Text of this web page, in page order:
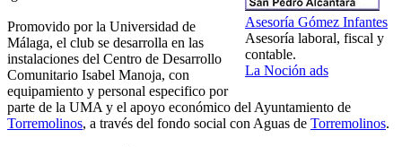
Asesoría Gómez Infantes
Asesoría laboral, fiscal y
contable.
La Noción ads
Promovido por la Universidad de
Málaga, el club se desarrolla en las
instalaciones del Centro de Desarrollo
Comunitario Isabel Manoja, con
equipamiento y personal especifico por
parte de la UMA y el apoyo económico del Ayuntamiento de
Torremolinos, a través del fondo social con Aguas de Torremolinos.